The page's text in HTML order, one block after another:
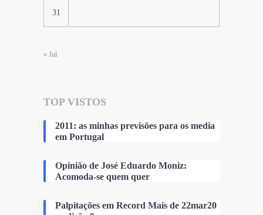
31
« Jul
TOP VISTOS
2011: as minhas previsões para os media
em Portugal
Opinião de José Eduardo Moniz:
Acomoda-se quem quer
Palpitações em Record Mais de 22mar20